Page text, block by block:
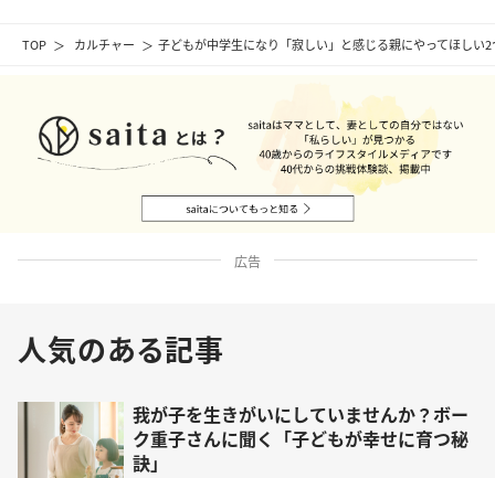
TOP カルチャー 子どもが中学生になり「寂しい」と感じる親にやってほし
広告
人気のある記事
我が子を生きがいにしていませんか？ボー
ク重子さんに聞く「子どもが幸せに育つ秘
訣」